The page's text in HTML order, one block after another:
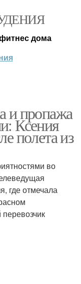
дома
и пропажа
Ксения
полета из
во
где отмечала